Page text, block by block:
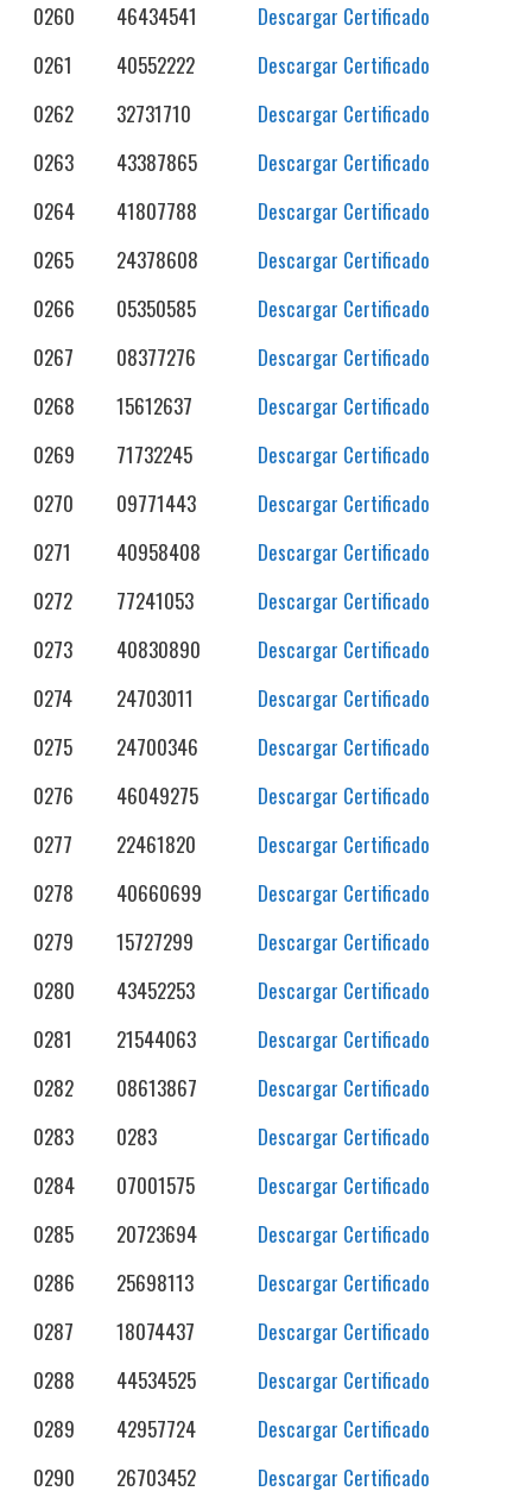
0260
46434541
Descargar Certificado
0261
40552222
Descargar Certificado
0262
32731710
Descargar Certificado
0263
43387865
Descargar Certificado
0264
41807788
Descargar Certificado
0265
24378608
Descargar Certificado
0266
05350585
Descargar Certificado
0267
08377276
Descargar Certificado
0268
15612637
Descargar Certificado
0269
71732245
Descargar Certificado
0270
09771443
Descargar Certificado
0271
40958408
Descargar Certificado
0272
77241053
Descargar Certificado
0273
40830890
Descargar Certificado
0274
24703011
Descargar Certificado
0275
24700346
Descargar Certificado
0276
46049275
Descargar Certificado
0277
22461820
Descargar Certificado
0278
40660699
Descargar Certificado
0279
15727299
Descargar Certificado
0280
43452253
Descargar Certificado
0281
21544063
Descargar Certificado
0282
08613867
Descargar Certificado
0283
0283
Descargar Certificado
0284
07001575
Descargar Certificado
0285
20723694
Descargar Certificado
0286
25698113
Descargar Certificado
0287
18074437
Descargar Certificado
0288
44534525
Descargar Certificado
0289
42957724
Descargar Certificado
0290
26703452
Descargar Certificado